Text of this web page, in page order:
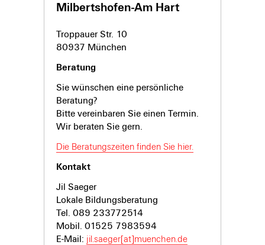
Milbertshofen-Am Hart
Troppauer Str. 10
80937 München
Beratung
Sie wünschen eine persönliche
Beratung?
Bitte vereinbaren Sie einen Termin.
Wir beraten Sie gern.
Die Beratungszeiten finden Sie hier.
Kontakt
Jil Saeger
Lokale Bildungsberatung
Tel. 089 233772514
Mobil. 01525 7983594
E-Mail: jil.saeger[at]muenchen.de